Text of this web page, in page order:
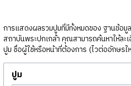
การแสดงผลรวมปูมที่มีทั้งหมดของ ฐานข้อมู
สถาบันพระปกเกล้า คุณสามารถค้นหาให้ละ
ปูม ชื่อผู้ใช้หรือหน้าที่ต้องการ (ไวต่ออักษรใ
ปูม